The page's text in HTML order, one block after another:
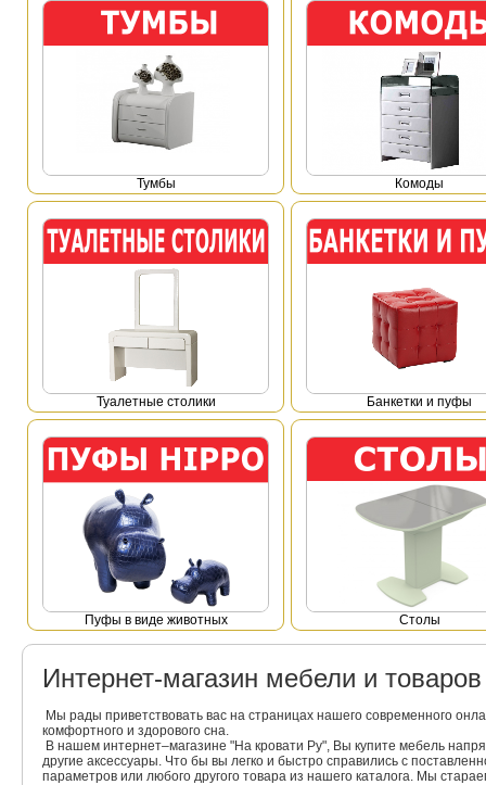
Тумбы Комоды
Туалетные столики Банкетки и пуфы
Пуфы в виде животных Столы
Интернет-магазин мебели и
Мы рады приветствовать вас на страницах нашего современного
комфортного и здорового сна.
В нашем интернет–магазине "На кровати Ру", Вы купите мебель
другие аксессуары. Что бы вы легко и быстро справились с
параметров или любого другого товара из нашего каталога. Мы